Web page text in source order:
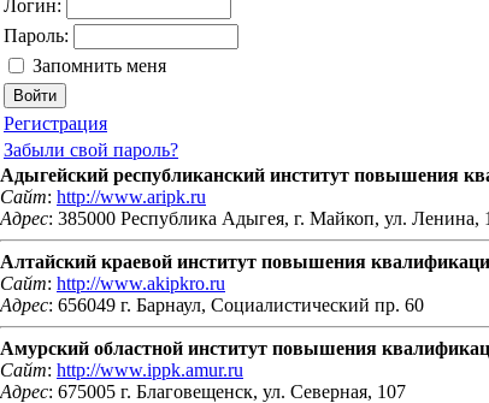
Логин:
Пароль:
Запомнить меня
Регистрация
Забыли свой пароль?
Адыгейский республиканский институт повышения
Сайт: http://www.aripk.ru
Адрес: 385000 Республика Адыгея, г. Майкоп, ул. Ленина,
Алтайский краевой институт повышения
Сайт: http://www.akipkro.ru
Адрес: 656049 г. Барнаул, Социалистический пр. 60
Амурский областной институт повышения
Сайт: http://www.ippk.amur.ru
Адрес: 675005 г. Благовещенск, ул. Северная, 107